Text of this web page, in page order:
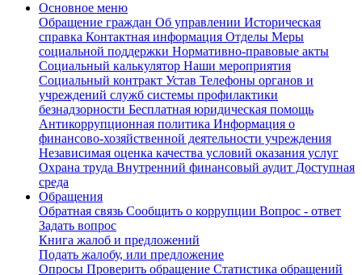
Основное меню
Обращение граждан Об управлении Историческая
справка Контактная информация Отделы Меры
социальной поддержки Нормативно-правовые акты
Социальный калькулятор Наши мероприятия
Социальный контракт Устав Телефоны органов и
учреждений служб системы профилактики
безнадзорности Бесплатная юридическая помощь
Антикоррупционная политика Информация о
финансово-хозяйственной деятельности учреждения
Независимая оценка качества условий оказания услуг
Охрана труда Внутренний финансовый аудит Доступная
среда
Обращения
Обратная связь Сообщить о коррупции Вопрос - ответ
Задать вопрос
Книга жалоб и предложений
Подать жалобу, или предложение
Опросы Проверить обращение Статистика обращений